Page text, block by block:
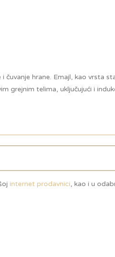
hrane. Emajl, kao vrsta
grejnim telima, uključujući i
internet prodavnici, kao i u